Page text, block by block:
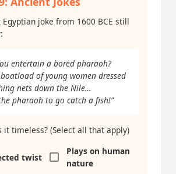
joke from 1600 BCE still
entertain a bored pharaoh?
of young women dressed
nets down the Nile…
pharaoh to go catch a fish!”
it timeless? (Select all that apply)
twist
Plays on human
nature